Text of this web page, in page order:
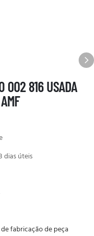
002 816 USADA
dias úteis
fabricação de peça